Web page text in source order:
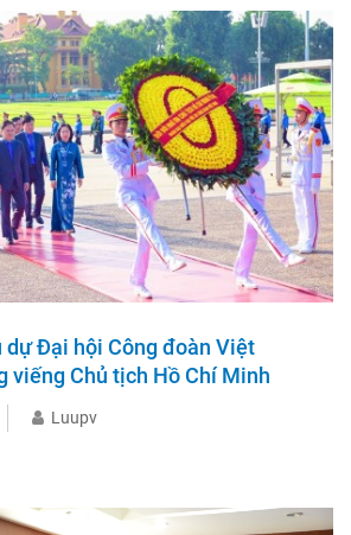
Đại hội Công đoàn Việt
viếng Chủ tịch Hồ Chí Minh
Luupv